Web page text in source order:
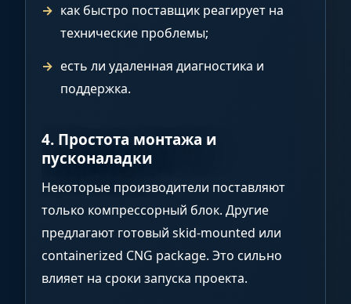
как быстро поставщик реагирует на
технические проблемы;
есть ли удаленная диагностика и
поддержка.
4. Простота монтажа и
пусконаладки
Некоторые производители поставляют
только компрессорный блок. Другие
предлагают готовый skid-mounted или
containerized CNG package. Это сильно
влияет на сроки запуска проекта.